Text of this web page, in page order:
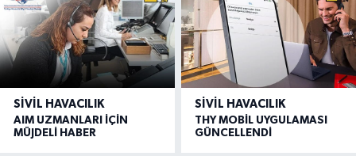
SIVIL HAVACILIK
AIM UZMANLARI İÇİN
MÜJDELİ HABER
SIVIL HAVACILIK
THY MOBİL UYGULAMASI
GÜNCELLENDİ